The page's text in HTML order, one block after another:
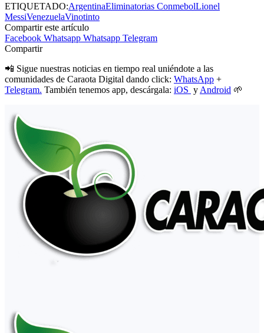
ETIQUETADO:ArgentinaEliminatorias ConmebolLionel
MessiVenezuelaVinotinto
Compartir este artículo
Facebook Whatsapp Whatsapp Telegram
Compartir
📲 Sigue nuestras noticias en tiempo real uniéndote a las
comunidades de Caraota Digital dando click: WhatsApp +
Telegram. También tenemos app, descárgala: iOS y Android 🌱